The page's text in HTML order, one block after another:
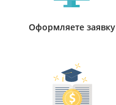
Оформляете заявку